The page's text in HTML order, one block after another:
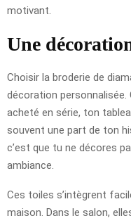
motivant.
Une
Choisir la broderie de
décoration
acheté en série, ton
souvent une part de ton
c’est que tu ne décores
ambiance.
Ces toiles s’intègrent
maison. Dans le salon,